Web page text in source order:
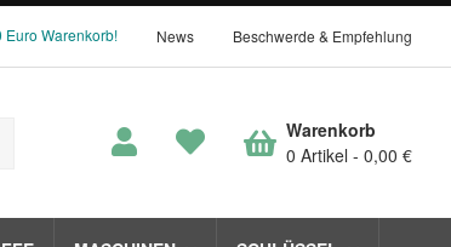
Euro Warenkorb! News Beschwerde & Empfehlung
Warenkorb
0 Artikel
0,00 €